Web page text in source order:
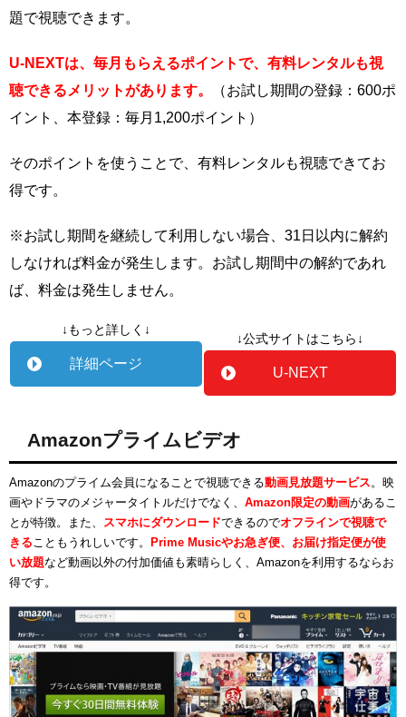
題で視聴できます。
U-NEXTは、毎月もらえるポイントで、有料レンタルも視
聴できるメリットがあります。
（お試し期間の登録：600ポ
イント、本登録：毎月1,200ポイント）
そのポイントを使うことで、有料レンタルも視聴できてお
得です。
※お試し期間を継続して利用しない場合、31日以内に解約
しなければ料金が発生します。お試し期間中の解約であれ
ば、料金は発生しません。
↓もっと詳しく↓
詳細ページ
↓公式サイトはこちら↓
U-NEXT
Amazonプライムビデオ
Amazonのプライム会員になることで視聴できる動画見放題サービス。映
画やドラマのメジャータイトルだけでなく、 Amazon限定の動画があるこ
とが特徴。また、 スマホにダウンロードできるのでオフラインで視聴で
きることもうれしいです。
Prime Musicやお急ぎ便、お届け指定便が使
い放題など動画以外の付加価値も素晴らしく、Amazonを利用するならお
得です。